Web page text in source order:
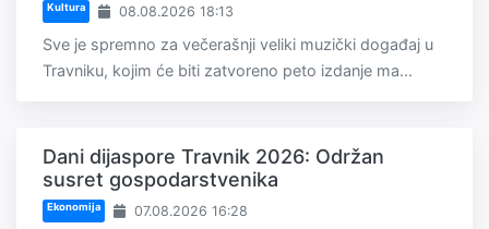
Kultura 08.08.2026 18:13
Sve je spremno za večerašnji veliki muzički događaj u
Travniku, kojim će biti zatvoreno peto izdanje ma...
Dani dijaspore Travnik 2026: Održan
susret gospodarstvenika
Ekonomija 07.08.2026 16:28